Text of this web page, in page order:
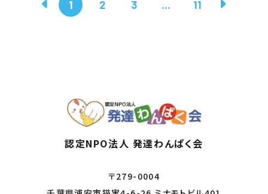
1 2 3 ... 11
認定NPO法人 発達わんぱく会
〒279-0004